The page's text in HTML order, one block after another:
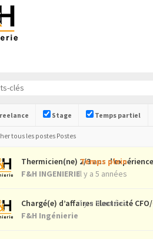
Stage Temps partiel
tous les postes Postes
Thermicien(ne) 2/3 ans d’expérience
F&H INGENIERIE
Temps plein
il y a 5 années
Chargé(e) d’affaires Electricité CFO/
F&H Ingénierie
il y a 9 années